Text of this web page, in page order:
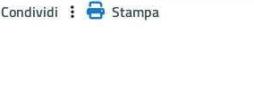
Condividi Stampa